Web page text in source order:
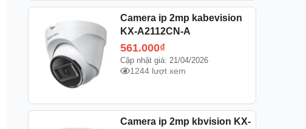
Camera ip 2mp kabevision
KX-A2112CN-A
561.000₫
Cập nhật giá: 21/04/2026
1244 lượt xem
Camera ip 2mp kbvision KX-